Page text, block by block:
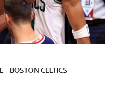
- BOSTON CELTICS